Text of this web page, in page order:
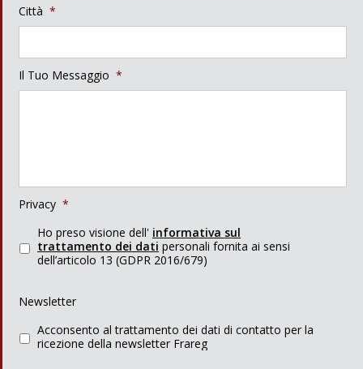
Città *
Il Tuo Messaggio *
Privacy *
Ho preso visione dell' informativa sul
trattamento dei dati personali fornita ai sensi
dell’articolo 13 (GDPR 2016/679)
Newsletter
Acconsento al trattamento dei dati di contatto per la
ricezione della newsletter Frareg